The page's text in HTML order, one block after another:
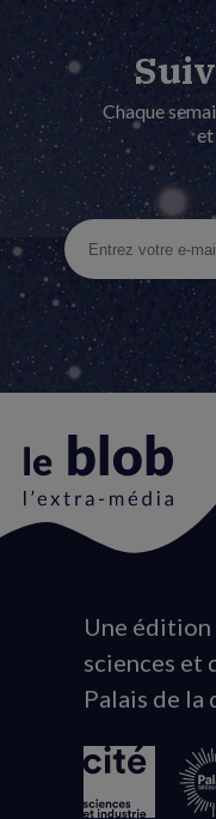
Chaque
et
Animation
du
logo
Une édition
sciences et
Palais de la